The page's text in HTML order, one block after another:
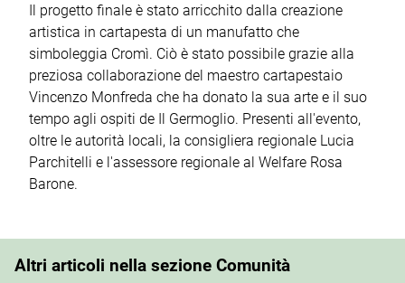
Il progetto finale è stato arricchito dalla creazione
artistica in cartapesta di un manufatto che
simboleggia Cromì. Ciò è stato possibile grazie alla
preziosa collaborazione del maestro cartapestaio
Vincenzo Monfreda che ha donato la sua arte e il suo
tempo agli ospiti de Il Germoglio. Presenti all'evento,
oltre le autorità locali, la consigliera regionale Lucia
Parchitelli e l'assessore regionale al Welfare Rosa
Barone.
Altri articoli nella sezione Comunità